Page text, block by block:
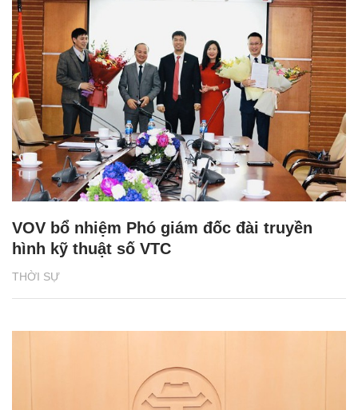
THỜI SỰ
VOV bổ nhiệm Phó giám đốc đài truyền
hình kỹ thuật số VTC